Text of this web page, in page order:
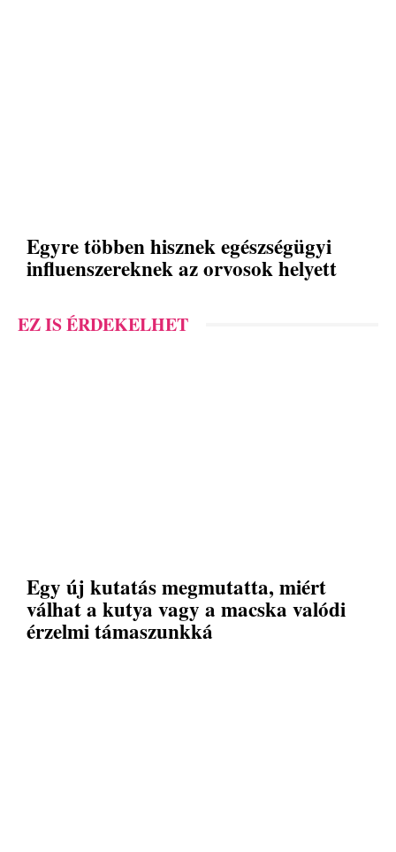
Egyre többen hisznek egészségügyi
influenszereknek az orvosok helyett
EZ IS ÉRDEKELHET
Egy új kutatás megmutatta, miért
válhat a kutya vagy a macska valódi
érzelmi támaszunkká